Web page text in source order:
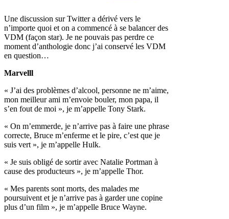
Une discussion sur Twitter a dérivé vers le
n’importe quoi et on a commencé à se balancer des
VDM (façon star). Je ne pouvais pas perdre ce
moment d’anthologie donc j’ai conservé les VDM
en question…
Marvelll
« J’ai des problèmes d’alcool, personne ne m’aime,
mon meilleur ami m’envoie bouler, mon papa, il
s’en fout de moi », je m’appelle Tony Stark.
« On m’emmerde, je n’arrive pas à faire une phrase
correcte, Bruce m’enferme et le pire, c’est que je
suis vert », je m’appelle Hulk.
« Je suis obligé de sortir avec Natalie Portman à
cause des producteurs », je m’appelle Thor.
« Mes parents sont morts, des malades me
poursuivent et je n’arrive pas à garder une copine
plus d’un film », je m’appelle Bruce Wayne.